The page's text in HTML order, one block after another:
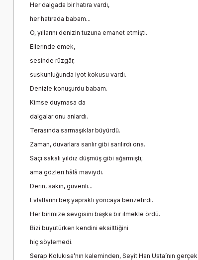
Her dalgada bir hatıra vardı,
her hatırada babam...
O, yıllarını denizin tuzuna emanet etmişti.
Ellerinde emek,
sesinde rüzgâr,
suskunluğunda iyot kokusu vardı.
Denizle konuşurdu babam.
Kimse duymasa da
dalgalar onu anlardı.
Terasında sarmaşıklar büyürdü.
Zaman, duvarlara sarılır gibi sarılırdı ona.
Saçı sakalı yıldız düşmüş gibi ağarmıştı;
ama gözleri hâlâ maviydi.
Derin, sakin, güvenli...
Evlatlarını beş yapraklı yoncaya benzetirdi.
Her birimize sevgisini başka bir ilmekle ördü.
Bizi büyütürken kendini eksilttiğini
hiç söylemedi.
Serap Kolukısa’nın kaleminden, Seyit Han Usta’nın